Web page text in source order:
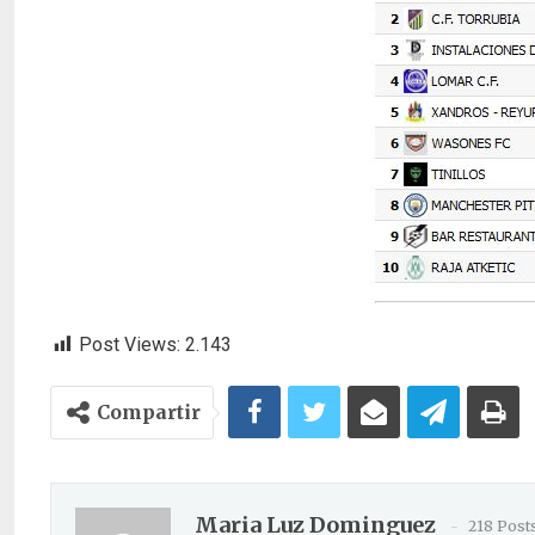
Post Views: 2.143
Compartir
Maria Luz Dominguez 218